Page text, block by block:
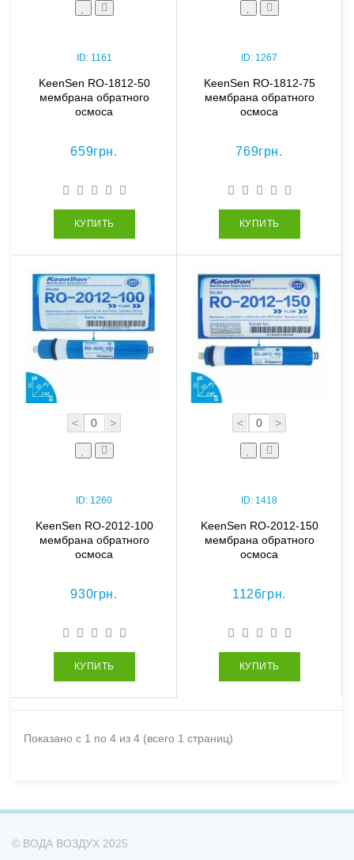
ID: 1161
KeenSen RO-1812-50
мембрана обратного
осмоса
659грн.
КУПИТЬ
ID: 1267
KeenSen RO-1812-75
мембрана обратного
осмоса
769грн.
КУПИТЬ
< >
ID: 1260
KeenSen RO-2012-100
мембрана обратного
осмоса
930грн.
КУПИТЬ
< >
ID: 1418
KeenSen RO-2012-150
мембрана обратного
осмоса
1126грн.
КУПИТЬ
Показано с 1 по 4 из 4 (всего 1 страниц)
© ВОДА ВОЗДУХ 2025